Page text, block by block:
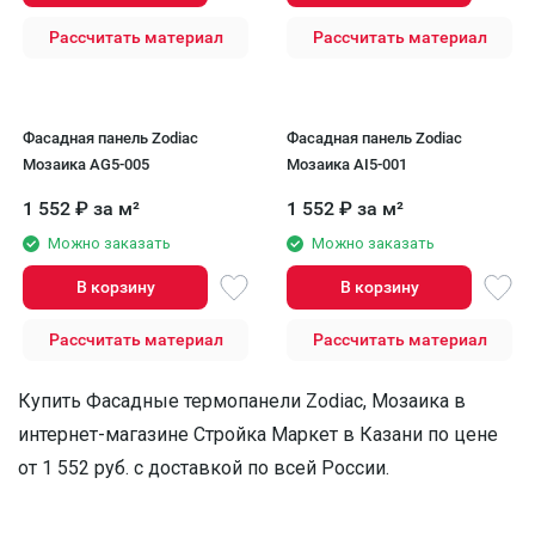
Рассчитать материал Рассчитать материал
Фасадная панель Zodiac
Мозаика AG5-005
1 552 ₽ за м²
Можно заказать
В корзину
Рассчитать материал
Фасадная панель Zodiac
Мозаика AI5-001
1 552 ₽ за м²
Можно заказать
В корзину
Рассчитать материал
Купить Фасадные термопанели Zodiac, Мозаика в
интернет-магазине Стройка Маркет в Казани по цене
от 1 552 руб. с доставкой по всей России.